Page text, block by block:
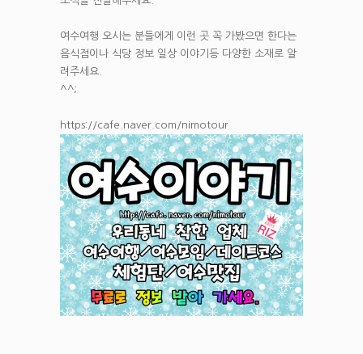
여수여행 오시는 분들에게 이런 곳 꼭 가봤으면 한다는
음식점이나 식당 정보 일상 이야기등 다양한 소재로 알
려주세요.
^^;
https://cafe.naver.com/nimotour